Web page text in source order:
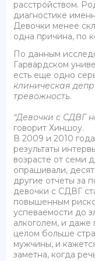
расстройством.
диагностике
Девочки менее
одна причина, по
По данным
Гарвардском
есть еще одно
клиническая
тревожность.
“Девочки с СДВГ
говорит Хиншоу.
В 2009 и 2010
результаты
возрасте от семи
опрашивали,
другие отчеты за
девочки с СДВГ
повышенным
успеваемости до
алкоголем, и
целом больше
мужчины, и
заметна, когда